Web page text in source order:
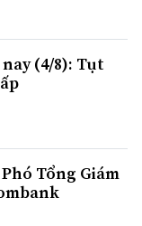
(4/8): Tụt
Tổng Giám